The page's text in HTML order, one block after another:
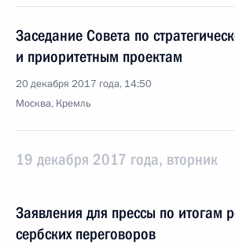
Заседание Совета по
и приоритетным проектам
20 декабря 2017 года, 14:50
Москва, Кремль
19 декабря 2017 года, вторник
Заявления для прессы по итогам
сербских переговоров